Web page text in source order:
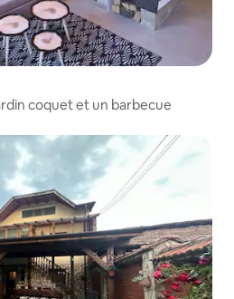
coquet et un barbecue